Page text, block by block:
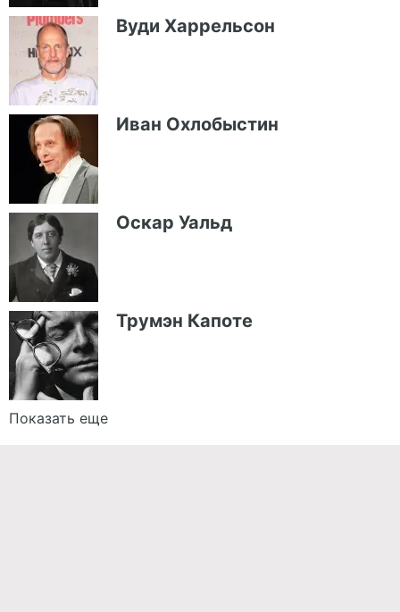
Вуди Харрельсон
Иван Охлобыстин
Оскар Уальд
Трумэн Капоте
Показать еще